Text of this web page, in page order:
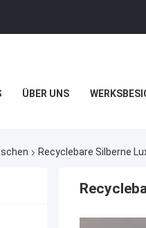
ÜBER UNS
Recyclebare Silberne